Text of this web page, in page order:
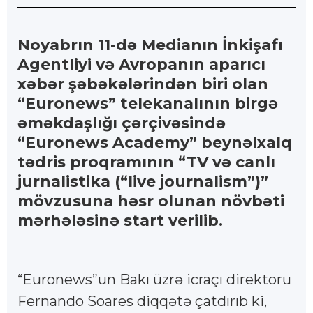
Noyabrın 11-də Medianın İnkişafı
Agentliyi və Avropanın aparıcı
xəbər şəbəkələrindən biri olan
“Euronews” telekanalının birgə
əməkdaşlığı çərçivəsində
“Euronews Academy” beynəlxalq
tədris proqramının “TV və canlı
jurnalistika (“live journalism”)”
mövzusuna həsr olunan növbəti
mərhələsinə start verilib.
“Euronews”un Bakı üzrə icraçı direktoru
Fernando Soares diqqətə çatdırıb ki,